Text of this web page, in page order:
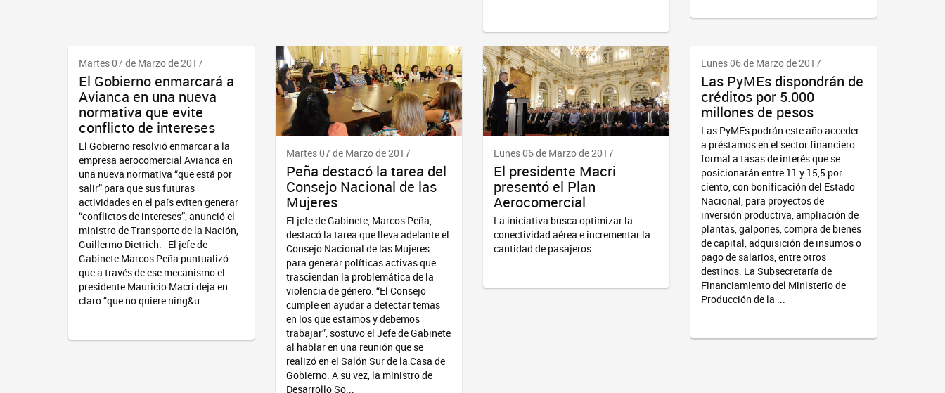
Martes 07 de Marzo de 2017
El Gobierno enmarcará a
Avianca en una nueva
normativa que evite
conflicto de intereses
El Gobierno resolvió enmarcar a la
empresa aerocomercial Avianca en
una nueva normativa “que está por
salir” para que sus futuras
actividades en el país eviten generar
“conflictos de intereses”, anunció el
ministro de Transporte de la Nación,
Guillermo Dietrich. El jefe de
Gabinete Marcos Peña puntualizó
que a través de ese mecanismo el
presidente Mauricio Macri deja en
claro “que no quiere ning&u...
Martes 07 de Marzo de 2017
Peña destacó la tarea del
Consejo Nacional de las
Mujeres
El jefe de Gabinete, Marcos Peña,
destacó la tarea que lleva adelante el
Consejo Nacional de las Mujeres
para generar políticas activas que
trasciendan la problemática de la
violencia de género. “El Consejo
cumple en ayudar a detectar temas
en los que estamos y debemos
trabajar”, sostuvo el Jefe de Gabinete
al hablar en una reunión que se
realizó en el Salón Sur de la Casa de
Gobierno. A su vez, la ministro de
Desarrollo So...
Lunes 06 de Marzo de 2017
El presidente Macri
presentó el Plan
Aerocomercial
La iniciativa busca optimizar la
conectividad aérea e incrementar la
cantidad de pasajeros.
Lunes 06 de Marzo de 2017
Las PyMEs dispondrán de
créditos por 5.000
millones de pesos
Las PyMEs podrán este año acceder
a préstamos en el sector financiero
formal a tasas de interés que se
posicionarán entre 11 y 15,5 por
ciento, con bonificación del Estado
Nacional, para proyectos de
inversión productiva, ampliación de
plantas, galpones, compra de bienes
de capital, adquisición de insumos o
pago de salarios, entre otros
destinos. La Subsecretaría de
Financiamiento del Ministerio de
Producción de la ...